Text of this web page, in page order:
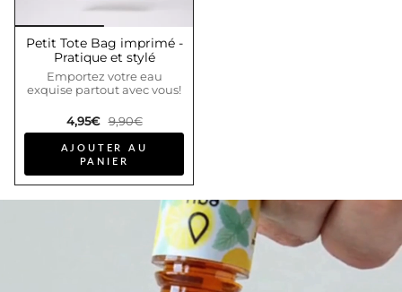
Petit Tote Bag imprimé -
Pratique et stylé
Emportez votre eau
exquise partout avec vous!
4,95€ 9,90€
AJOUTER AU
PANIER